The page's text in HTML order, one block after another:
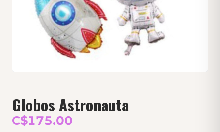
Globos Astronauta
C$175.00